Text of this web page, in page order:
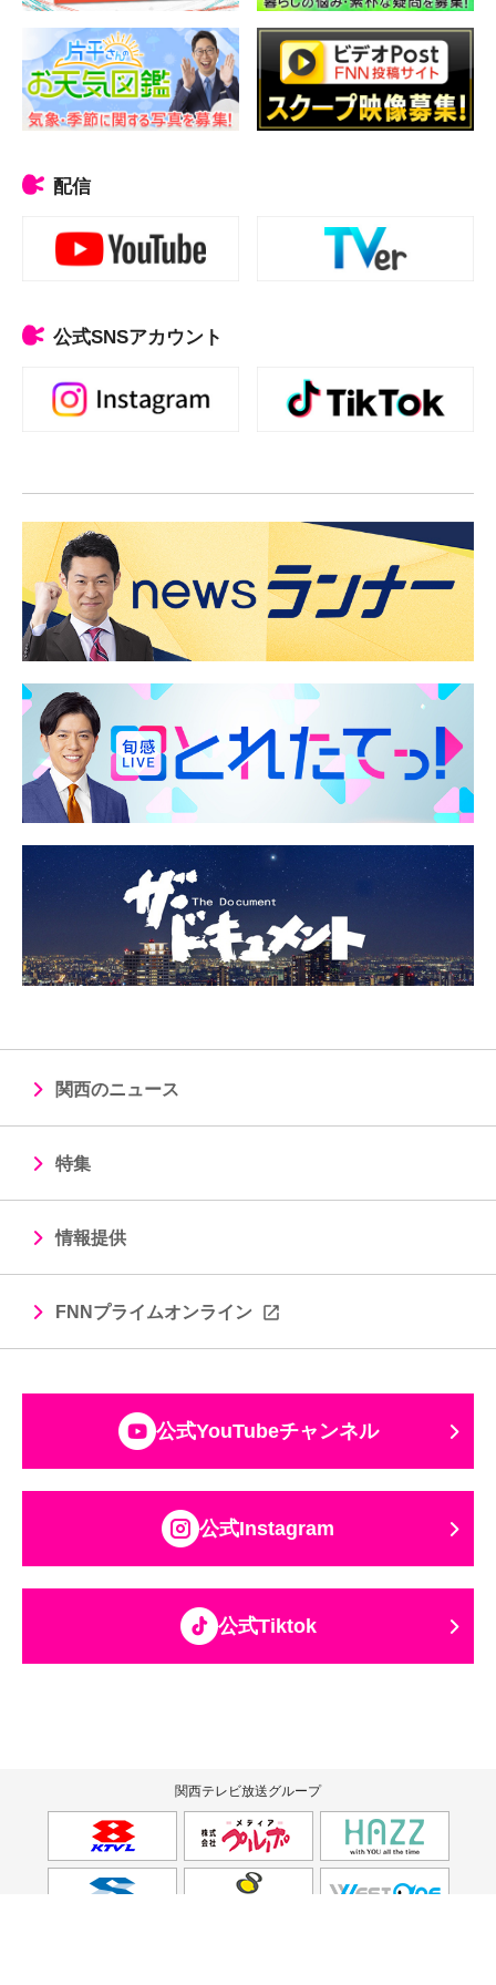
配信
公式SNSアカウント
関西のニュース
特集
情報提供
FNNプライムオンライン
公式YouTubeチャンネル
公式Instagram
公式Tiktok
関西テレビ放送グループ